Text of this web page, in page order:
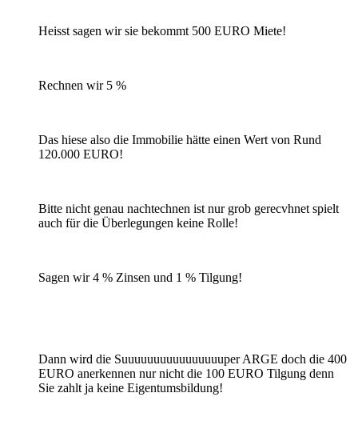
Heisst sagen wir sie bekommt 500 EURO Miete!
Rechnen wir 5 %
Das hiese also die Immobilie hätte einen Wert von Rund
120.000 EURO!
Bitte nicht genau nachtechnen ist nur grob gerecvhnet spielt
auch für die Überlegungen keine Rolle!
Sagen wir 4 % Zinsen und 1 % Tilgung!
Dann wird die Suuuuuuuuuuuuuuuuper ARGE doch die 400
EURO anerkennen nur nicht die 100 EURO Tilgung denn
Sie zahlt ja keine Eigentumsbildung!